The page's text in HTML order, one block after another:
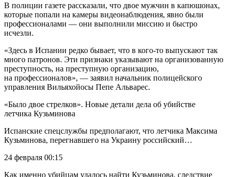
В полиции газете рассказали, что двое мужчин в капюшонах,
которые попали на камеры видеонаблюдения, явно были
профессионалами — они выполнили миссию и быстро
исчезли.
«Здесь в Испании редко бывает, что в кого-то выпускают так
много патронов. Эти признаки указывают на организованную
преступность, на преступную организацию,
на профессионалов», — заявил начальник полицейского
управления Вильяхойосы Пепе Альварес.
«Было двое стрелков». Новые детали дела об убийстве
летчика Кузьминова
Испанские спецслужбы предполагают, что летчика Максима
Кузьминова, перегнавшего на Украину российский…
24 февраля 00:15
Как именно убийцам удалось найти Кузьминова, следствие